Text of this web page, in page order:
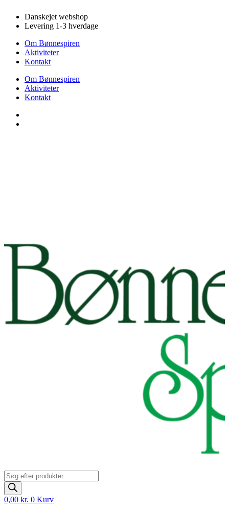
indhold
Danskejet webshop
Levering 1-3 hverdage
Om Bønnespiren
Aktiviteter
Kontakt
Om Bønnespiren
Aktiviteter
Kontakt
Products
search
0,00 kr. 0 Kurv